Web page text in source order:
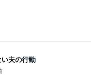
みた結果